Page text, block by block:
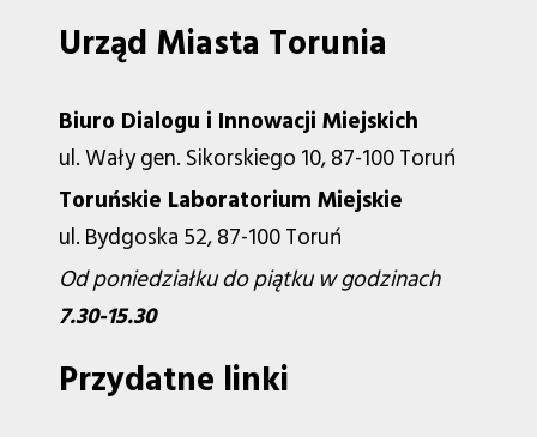
Urząd Miasta Torunia
Biuro Dialogu i Innowacji Miejskich
ul. Wały gen. Sikorskiego 10, 87-100 Toruń
Toruńskie Laboratorium Miejskie
ul. Bydgoska 52, 87-100 Toruń
Od poniedziałku do piątku w godzinach
7.30-15.30
Przydatne linki